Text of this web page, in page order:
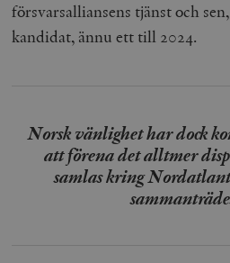
försvarsalliansens tjänst och
kandidat, ännu ett till 2024.
Norsk vänlighet har dock
att förena det alltmer
samlas kring